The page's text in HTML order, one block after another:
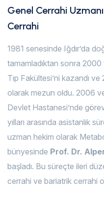
Genel Cerrahi
Cerrahi
1981 senesinde Iğdır’da
tamamladıktan sonra 2000
Tıp Fakültesi’ni kazandı
olarak mezun oldu. 2006
Devlet Hastanesi’nde
yılları arasında asistanlık
uzman hekim olarak
bünyesinde Prof. Dr.
başladı. Bu süreçte ileri
cerrahi ve bariatrik cerrahi